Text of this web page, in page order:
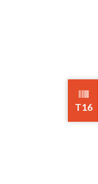
T16